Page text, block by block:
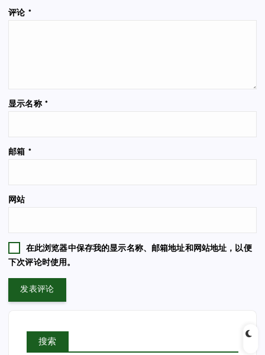
评论 *
显示名称 *
邮箱 *
网站
在此浏览器中保存我的显示名称、邮箱地址和网站地址，以便
下次评论时使用。
搜索